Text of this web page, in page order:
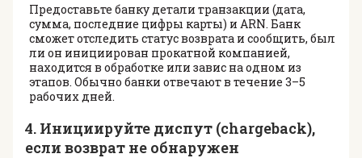
Предоставьте банку детали транзакции (дата,
сумма, последние цифры карты) и ARN. Банк
сможет отследить статус возврата и сообщить, был
ли он инициирован прокатной компанией,
находится в обработке или завис на одном из
этапов. Обычно банки отвечают в течение 3–5
рабочих дней.
4. Инициируйте диспут (chargeback),
если возврат не обнаружен